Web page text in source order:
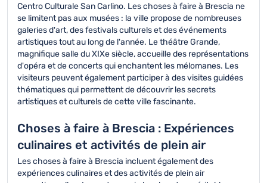
Centro Culturale San Carlino. Les choses à faire à Brescia ne
se limitent pas aux musées : la ville propose de nombreuses
galeries d'art, des festivals culturels et des événements
artistiques tout au long de l'année. Le théâtre Grande,
magnifique salle du XIXe siècle, accueille des représentations
d'opéra et de concerts qui enchantent les mélomanes. Les
visiteurs peuvent également participer à des visites guidées
thématiques qui permettent de découvrir les secrets
artistiques et culturels de cette ville fascinante.
Choses à faire à Brescia : Expériences
culinaires et activités de plein air
Les choses à faire à Brescia incluent également des
expériences culinaires et des activités de plein air